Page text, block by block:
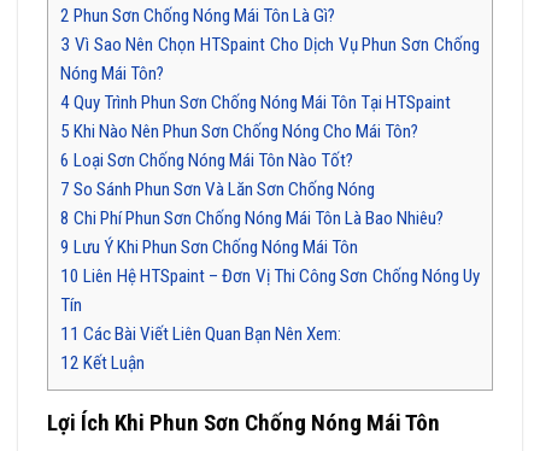
2 Phun Sơn Chống Nóng Mái Tôn Là Gì?
3 Vì Sao Nên Chọn HTSpaint Cho Dịch Vụ Phun Sơn Chống
Nóng Mái Tôn?
4Quy Trình Phun Sơn Chống Nóng Mái Tôn Tại HTSpaint
5 Khi Nào Nên Phun Sơn Chống Nóng Cho Mái Tôn?
6 Loại Sơn Chống Nóng Mái Tôn Nào Tốt?
7 So Sánh Phun Sơn Và Lăn Sơn Chống Nóng
8 Chi Phí Phun Sơn Chống Nóng Mái Tôn Là Bao Nhiêu?
9 Lưu Ý Khi Phun Sơn Chống Nóng Mái Tôn
10 Liên Hệ HTSpaint – Đơn Vị Thi Công Sơn Chống Nóng Uy
Tín
11 Các Bài Viết Liên Quan Bạn Nên Xem:
12 Kết Luận
Lợi Ích Khi Phun Sơn Chống Nóng Mái Tôn